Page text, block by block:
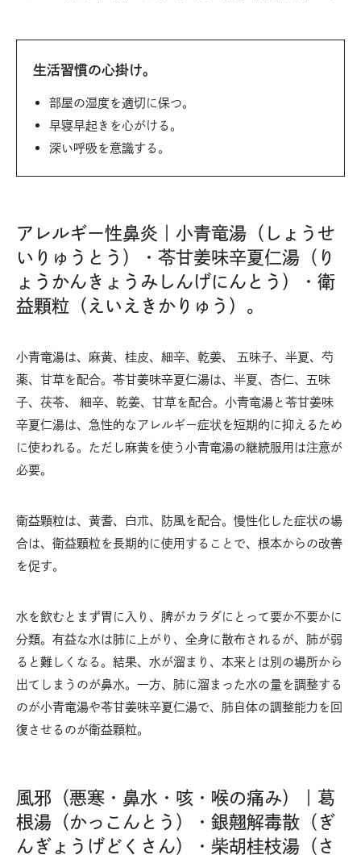
生活習慣の心掛け。
部屋の湿度を適切に保つ。
早寝早起きを心がける。
深い呼吸を意識する。
アレルギー性鼻炎｜小青竜湯（しょうせ
いりゅうとう）・苓甘姜味辛夏仁湯（り
ょうかんきょうみしんげにんとう）・衛
益顆粒（えいえきかりゅう）。
小青竜湯は、麻黄、桂皮、細辛、乾姜、 五味子、半夏、芍
薬、甘草を配合。苓甘姜味辛夏仁湯は、半夏、杏仁、五味
子、茯苓、 細辛、乾姜、甘草を配合。小青竜湯と苓甘姜味
辛夏仁湯は、急性的なアレルギー症状を短期的に抑えるため
に使われる。ただし麻黄を使う小青竜湯の継続服用は注意が
必要。
衛益顆粒は、黄耆、白朮、防風を配合。慢性化した症状の場
合は、衛益顆粒を長期的に使用することで、根本からの改善
を促す。
水を飲むとまず胃に入り、脾がカラダにとって要か不要かに
分類。有益な水は肺に上がり、全身に散布されるが、肺が弱
ると難しくなる。結果、水が溜まり、本来とは別の場所から
出てしまうのが鼻水。一方、肺に溜まった水の量を調整する
のが小青竜湯や苓甘姜味辛夏仁湯で、肺自体の調整能力を回
復させるのが衛益顆粒。
風邪（悪寒・鼻水・咳・喉の痛み）｜葛
根湯（かっこんとう）・銀翹解毒散（ぎ
んぎょうげどくさん）・柴胡桂枝湯（さ